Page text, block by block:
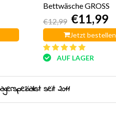
Bettwäsche GROSS
€12,99 €11,99
Jetzt bestellen
AUF LAGER
seit 2011